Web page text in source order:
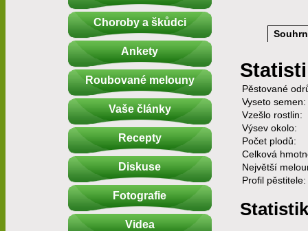
Choroby a škůdci
Ankety
Roubované melouny
Vaše články
Recepty
Diskuse
Fotografie
Videa
Souhrn
Pěstované
Vyseto semen:
Vzešlo rostlin:
Výsev okolo:
Počet plodů:
Celková
Největší
Profil pěstitele: